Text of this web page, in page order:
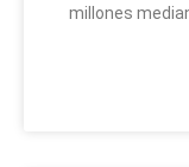
millones